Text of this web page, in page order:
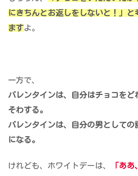
にきちんとお返しをしないと！」と
ますよ。
一方で、
バレンタインは、自分はチョコをど
そわする。
バレンタインは、自分の男としての
になる。
けれども、ホワイトデーは、
「あ